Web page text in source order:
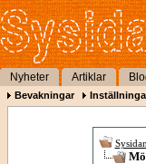
Nyheter Artiklar
Bevakningar